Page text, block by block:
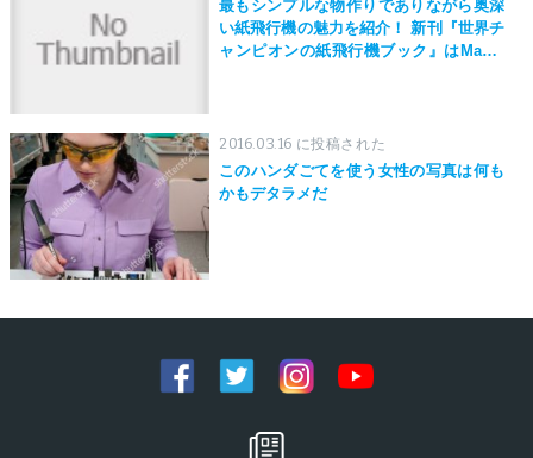
最もシンプルな物作りでありながら奥深
い紙飛行機の魅力を紹介！ 新刊『世界チ
ャンピオンの紙飛行機ブック』はMaker
2016.03.16 に投稿された
このハンダごてを使う女性の写真は何も
かもデタラメだ